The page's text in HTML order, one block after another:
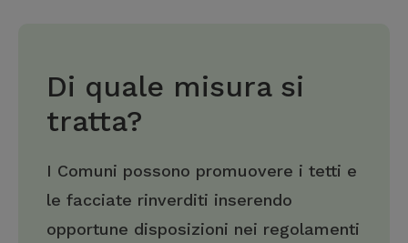
Di quale misura si
tratta?
I Comuni possono promuovere i tetti e
le facciate rinverditi inserendo
opportune disposizioni nei regolamenti